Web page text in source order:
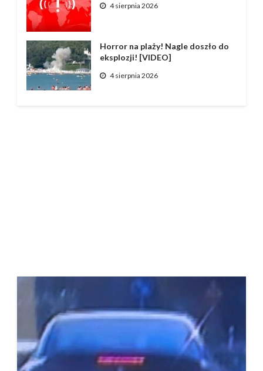
4 sierpnia 2026
Horror na plaży! Nagle doszło do
eksplozji! [VIDEO]
4 sierpnia 2026